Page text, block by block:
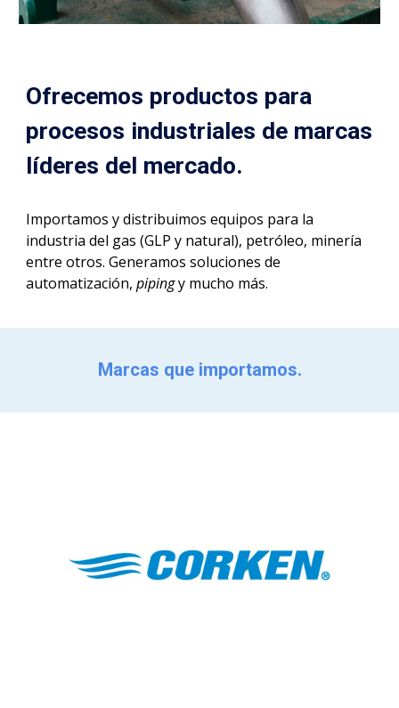
Ofrecemos productos para
procesos industriales de marcas
líderes del mercado.
Importamos y distribuimos equipos para la
industria del gas (GLP y natural), petróleo, minería
entre otros. Generamos soluciones de
automatización,pipingy mucho más.
Marcas que importamos.